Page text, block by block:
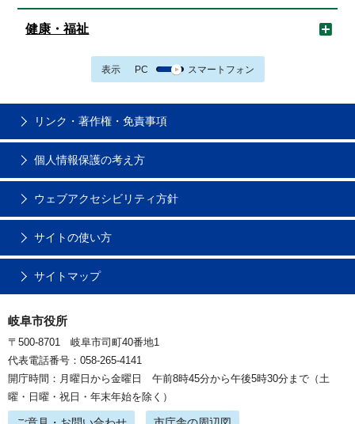
健康・福祉
表示 PC スマートフォン
リンク・著作権・免責事項
個人情報保護の考え方
ウェブアクセシビリティ方針
サイトの使い方
サイトマップ
岐阜市役所
〒500-8701 岐阜市司町40番地1
代表電話番号：058-265-4141
開庁時間：月曜日から金曜日 午前8時45分から午後5時30分まで（土
曜・日曜・祝日・年末年始を除く）